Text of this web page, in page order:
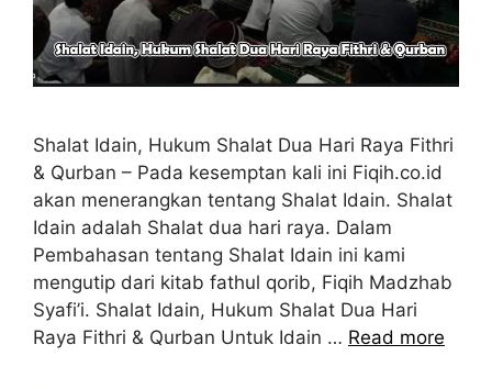
Shalat Idain, Hukum Shalat Dua Hari Raya Fithri
& Qurban – Pada kesemptan kali ini Fiqih.co.id
akan menerangkan tentang Shalat Idain. Shalat
Idain adalah Shalat dua hari raya. Dalam
Pembahasan tentang Shalat Idain ini kami
mengutip dari kitab fathul qorib, Fiqih Madzhab
Syafi’i. Shalat Idain, Hukum Shalat Dua Hari
Raya Fithri & Qurban Untuk Idain … Read more